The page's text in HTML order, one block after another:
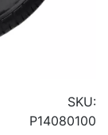
SKU:
P14080100